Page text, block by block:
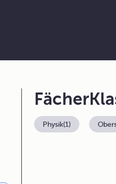
Fächer
Physik(1)